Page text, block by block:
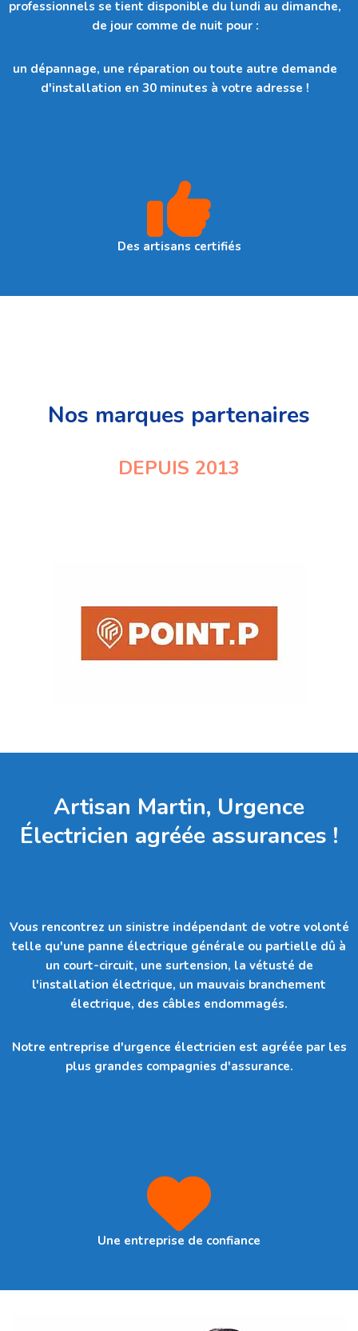
professionnels se tient disponible du lundi au dimanche,
de jour comme de nuit pour :
un dépannage, une réparation ou toute autre demande
d'installation en 30 minutes à votre adresse !
Des artisans certifiés
Nos marques partenaires
DEPUIS 2013
Artisan Martin, Urgence
Électricien agréée assurances !
Vous rencontrez un sinistre indépendant de votre volonté
telle qu'une panne électrique générale ou partielle dû à
un court-circuit, une surtension, la vétusté de
l'installation électrique, un mauvais branchement
électrique, des câbles endommagés.
Notre entreprise d'urgence électricien est agréée par les
plus grandes compagnies d'assurance.
Une entreprise de confiance